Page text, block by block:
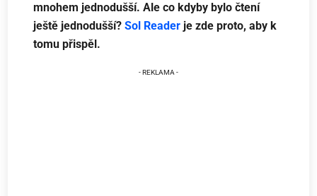
mnohem jednodušší. Ale co kdyby bylo čtení
ještě jednodušší?Sol Reader je zde proto, aby k
tomu přispěl.